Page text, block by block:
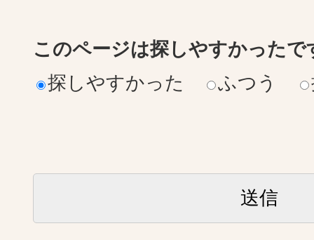
このページは探しやすかったで
探しやすかった
ふつう